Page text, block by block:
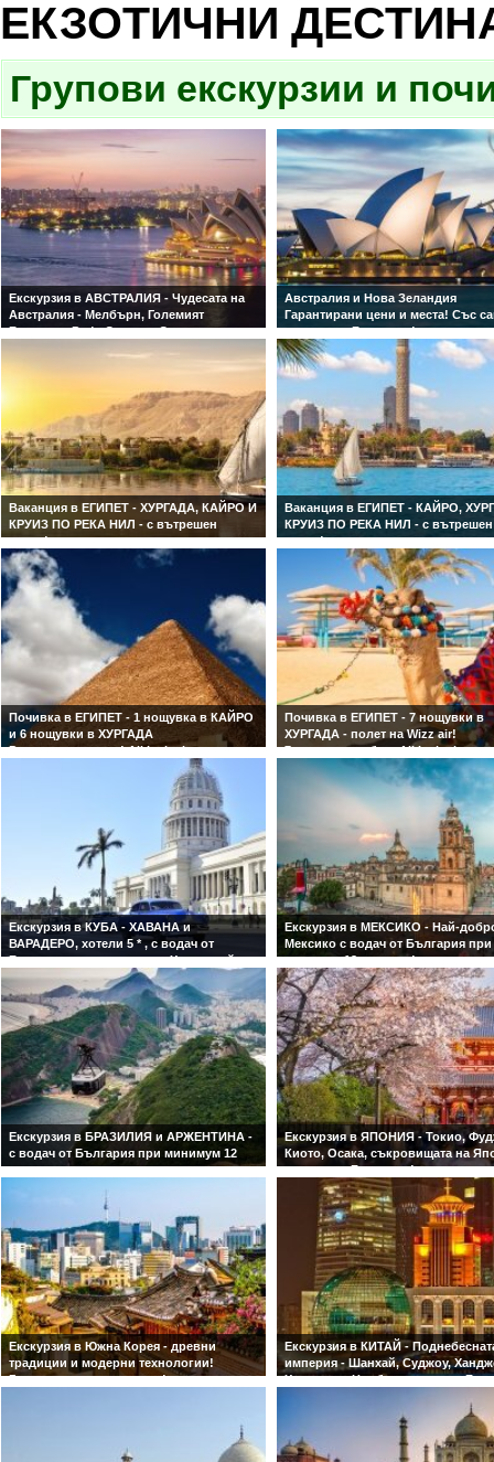
ЕКЗОТИЧНИ
Групови екскурзии и
Екскурзия в АВСТРАЛИЯ - Чудесата на
Австралия - Мелбърн, Големият
Бариерен Риф, Сидни и Сините
Гарантирани цени и места! Със самолет
Австралия и Нова Зеландия
Гарантирани цени и места! Със
и водач от България!
Ваканция в ЕГИПЕТ - ХУРГАДА, КАЙРО И
КРУИЗ ПО РЕКА НИЛ - с вътрешен
полет!
1 нощ. в хотел 5* в Хургада, 4 нощ. на
борда на луксозен 5* круизен кораб и 2
нощ. в хотел 4* в Кайро! Включен
вътрешен полет от Асуан до Кайро!
Богата туристическа програма!
Посещение на пирамидите, статуята на
Сфинкса и НОВИЯ историческия музей
в Кайро, включени в цената!
Ваканция в ЕГИПЕТ - КАЙРО,
КРУИЗ ПО РЕКА НИЛ - с вътрешен
полет!
2 нощ. в хотел 4* в Кайро, 3 нощ.
борда на круизен кораб и 2 нощ.
5* в Хургада! Включен вътрешен
от Кайро до Асуан! Богата
програма! Посещение на
статуята на Сфинкса и
музей в Кайро, включени в
Почивка в ЕГИПЕТ - 1 нощувка в КАЙРО
и 6 нощувки в ХУРГАДА
Ранни записвания! All inclusive почивка
с включено посещение на пирамидите в
Гиза и Големия исторически музей!
Голямо разнообразие от допълнителни
екскурзии и възможност за посещение
на Сакара, Сарапеум, Луксор, Дендера,
Почивка в ЕГИПЕТ - 7 нощувки в
ХУРГАДА - полет на Wizz air!
7 нощувки на база Аll Inclusive в
избрания от Вас хотел!
програма от София!
Екскурзия в КУБА - ХАВАНА и
ВАРАДЕРО, хотели 5 * , с водач от
България, по стъпките на Хемингуей и
включена екскурзия в долината
Винялес !
С водач от България! Гарантирани
места! Обслужване на български език!
Екскурзия в МЕКСИКО - Най-
Мексико с водач от България при
минимум 12 туристи !
Със самолет и водач от България
Екскурзия в БРАЗИЛИЯ и АРЖЕНТИНА -
с водач от България при минимум 12
записани туристи
Екскурзия в ЯПОНИЯ - Токио,
Киото, Осака, съкровищата на
с водач от България!
Гарантирани цени и места!
Екскурзия в Южна Корея - древни
традиции и модерни технологии!
Гарантирано заминаване!
Екскурзия в КИТАЙ -
империя - Шанхай, Суджоу,
Хуаншан и Нинбо- с водач от